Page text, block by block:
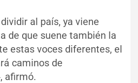
al país, ya viene
de que suene también la
estas voces diferentes, el
caminos de
afirmó.